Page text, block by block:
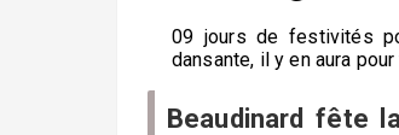
09 jours de festivités
dansante, il y en aura
Beaudinard fête